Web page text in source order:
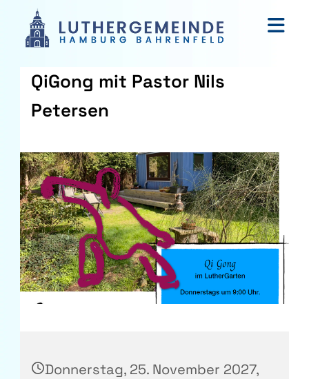
QiGong mit Pastor Nils
Petersen
Donnerstag, 25. November 2027,